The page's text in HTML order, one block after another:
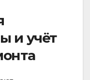
и учёт